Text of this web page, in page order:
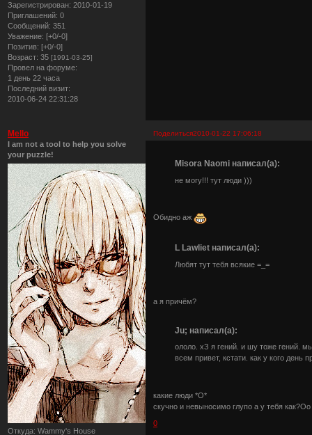
Зарегистрирован: 2010-01-19
Приглашений: 0
Сообщений: 351
Уважение: [+0/-0]
Позитив: [+0/-0]
Возраст: 35 [1991-03-25]
Провел на форуме:
1 день 22 часа
Последний визит:
2010-06-24 22:31:28
Поделиться2010-01-22 17:06:18
Mello
I am not a tool to help you solve
your puzzle!
Откуда: Wammy's House
Misora Naomi написал(а):
не могу!!! тут люди )))
Обидно аж
L Lawliet написал(а):
Любят тут тебя всякие =_=
а я причём?
Ju; написал(а):
ололо. хЗ я гений. и шу тоже гений.
всем привет, кстати. как у кого день
какие люди *О*
скучно и невыносимо глупо а у тебя как?Оо
0